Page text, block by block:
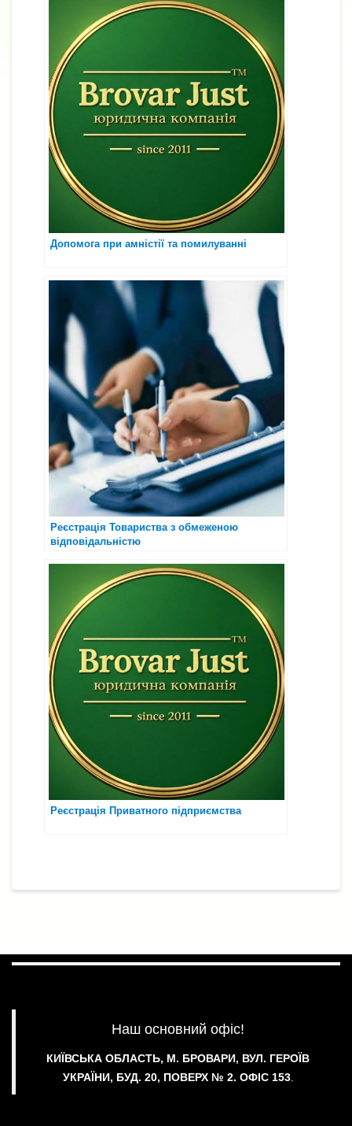
Допомога при амністії та помилуванні
Реєстрація Товариства з обмеженою
відповідальністю
Реєстрація Приватного підприємства
Наш основний офіс!
КИЇВСЬКА ОБЛАСТЬ, М. БРОВАРИ, ВУЛ. ГЕРОЇВ
УКРАЇНИ, БУД. 20, ПОВЕРХ № 2. ОФІС 153.